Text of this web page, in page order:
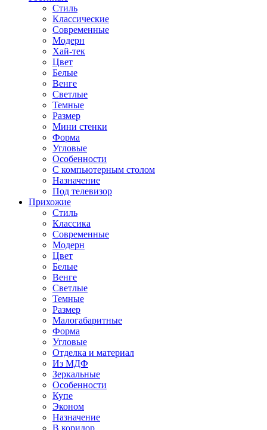
Стиль
Классические
Современные
Модерн
Хай-тек
Цвет
Белые
Венге
Светлые
Темные
Размер
Мини стенки
Форма
Угловые
Особенности
С компьютерным столом
Назначение
Под телевизор
Прихожие
Стиль
Классика
Современные
Модерн
Цвет
Белые
Венге
Светлые
Темные
Размер
Малогабаритные
Форма
Угловые
Отделка и материал
Из МДФ
Зеркальные
Особенности
Купе
Эконом
Назначение
В коридор